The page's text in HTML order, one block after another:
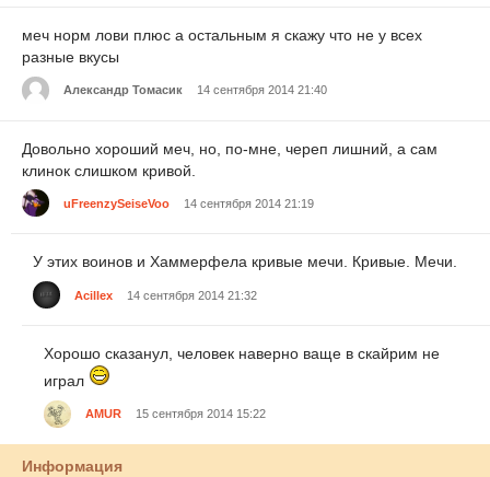
меч норм лови плюс а остальным я скажу что не у всех
разные вкусы
Александр Томасик 14 сентября 2014 21:40
Довольно хороший меч, но, по-мне, череп лишний, а сам
клинок слишком кривой.
uFreenzySeiseVoo 14 сентября 2014 21:19
У этих воинов и Хаммерфела кривые мечи. Кривые. Мечи.
Acillex 14 сентября 2014 21:32
Хорошо сказанул, человек наверно ваще в скайрим не
играл
AMUR 15 сентября 2014 15:22
Информация